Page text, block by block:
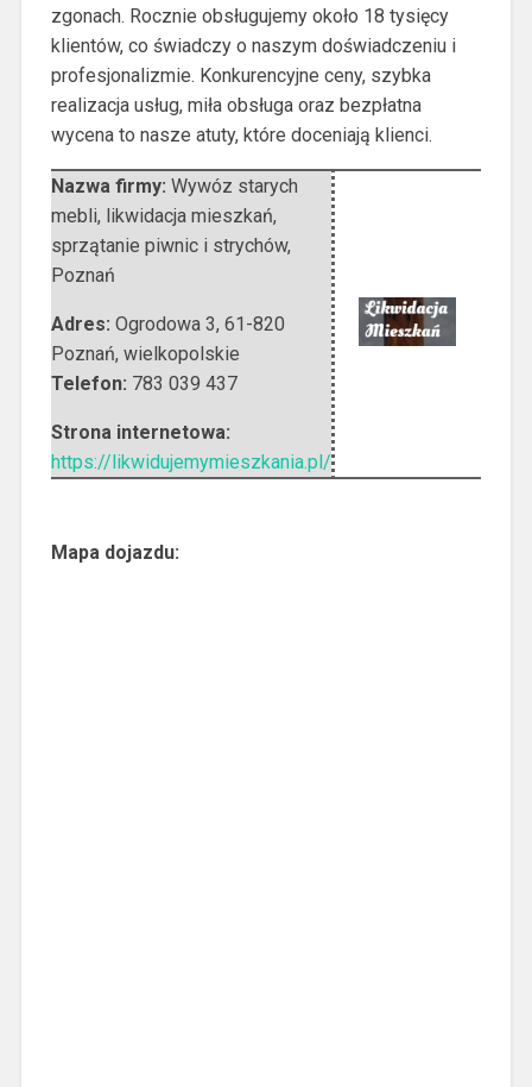
zgonach. Rocznie obsługujemy około 18 tysięcy
klientów, co świadczy o naszym doświadczeniu i
profesjonalizmie. Konkurencyjne ceny, szybka
realizacja usług, miła obsługa oraz bezpłatna
wycena to nasze atuty, które doceniają klienci.
Nazwa firmy: Wywóz starych
mebli, likwidacja mieszkań,
sprzątanie piwnic i strychów,
Poznań
Adres: Ogrodowa 3, 61-820
Poznań, wielkopolskie
Telefon: 783 039 437
Strona internetowa:
https://likwidujemymieszkania.pl/
Mapa dojazdu: